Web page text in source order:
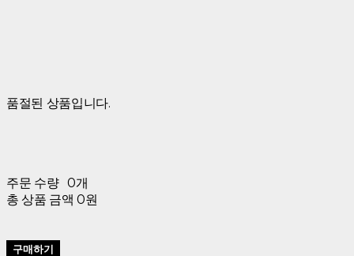
품절된 상품입니다.
주문 수량 0개
총 상품 금액 0원
구매하기